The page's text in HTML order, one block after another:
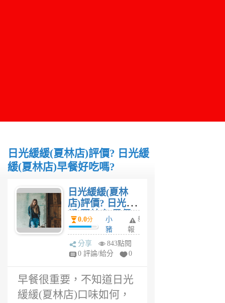
日光緩緩(夏林店)評價? 日光緩
緩(夏林店)早餐好吃嗎?
日光緩緩(夏林
店)評價? 日光緩
緩(夏林店)早餐
好吃嗎?
0.0分
小
豬
妮
6
舉
報
分享
843點閱
0 評論/給分
0
早餐很重要，不知道日光
緩緩(夏林店)口味如何，